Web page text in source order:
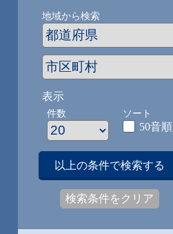
地域から検索
表示
件数 ソート
50音順
以上の条件で検索する
検索条件をクリア